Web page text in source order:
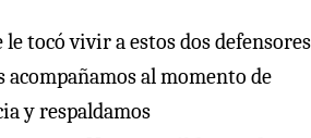
le tocó vivir a estos dos defensores
acompañamos al momento de
y respaldamos